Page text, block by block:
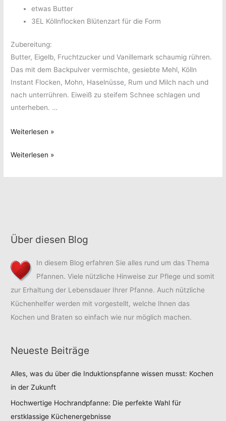
etwas Butter
3EL Köllnflocken Blütenzart für die Form
Zubereitung:
Butter, Eigelb, Fruchtzucker und Vanillemark schaumig rühren.
Das mit dem Backpulver vermischte, gesiebte Mehl, Kölln
Instant Flocken, Mohn, Haselnüsse, Rum und Milch nach und
nach unterrühren. Eiweiß zu steifem Schnee schlagen und
unterheben. …
Nuss-
Kuchen
Weiterlesen »
Nuss-
Weiterlesen »
Über diesen Blog
In diesem Blog erfahren Sie alles rund um das Thema
Pfannen. Viele nützliche Hinweise zur Pflege und somit
zur Erhaltung der Lebensdauer Ihrer Pfanne. Auch nützliche
Küchenhelfer werden mit vorgestellt, welche Ihnen das
Kochen und Braten so einfach wie nur möglich machen.
Neueste Beiträge
Alles, was du über die Induktionspfanne wissen musst: Kochen
in der Zukunft
Hochwertige Hochrandpfanne: Die perfekte Wahl für
erstklassige Küchenergebnisse